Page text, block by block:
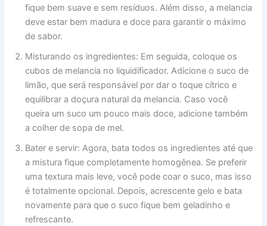
fique bem suave e sem resíduos. Além disso, a melancia
deve estar bem madura e doce para garantir o máximo
de sabor.
Misturando os ingredientes: Em seguida, coloque os
cubos de melancia no liquidificador. Adicione o suco de
limão, que será responsável por dar o toque cítrico e
equilibrar a doçura natural da melancia. Caso você
queira um suco um pouco mais doce, adicione também
a colher de sopa de mel.
Bater e servir: Agora, bata todos os ingredientes até que
a mistura fique completamente homogênea. Se preferir
uma textura mais leve, você pode coar o suco, mas isso
é totalmente opcional. Depois, acrescente gelo e bata
novamente para que o suco fique bem geladinho e
refrescante.